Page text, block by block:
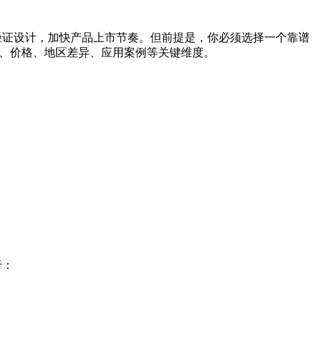
设计，加快产品上市节奏。但前提是，你必须选择一个靠谱
格、地区差异、应用案例等关键维度。